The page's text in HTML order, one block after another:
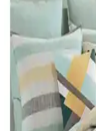
Karaca Home'un 155x215
ve nefes alabilir mikrofiber
bakım kolaylığı ile günlük
Yataş Dacron
Yüksek Isı Yalıtımı
Tasarım
Yataş Dacron Quallofil Tek
ve üstün ısı yalıtımıyla
tasarımıyla konfor sağlar.
Lorien ve